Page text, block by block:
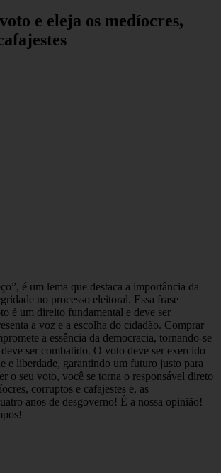
e eleja os medíocres,
é um lema que destaca a importância da
no processo eleitoral. Essa frase
é um direito fundamental e deve ser
a voz e a escolha do cidadão. Comprar
a essência da democracia, tornando-se
ser combatido. O voto deve ser exercido
e liberdade, garantindo um futuro justo para
o seu voto, você se torna o responsável direto
corruptos e cafajestes e, as
anos de desgoverno! É a nossa opinião!